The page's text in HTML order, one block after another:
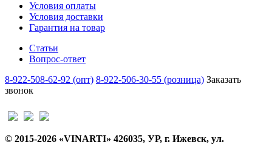
Условия оплаты
Условия доставки
Гарантия на товар
Статьи
Вопрос-ответ
8-922-508-62-92 (опт) 8-922-506-30-55 (розница) Заказать
звонок
© 2015-2026 «VINARTI» 426035, УР, г. Ижевск, ул.